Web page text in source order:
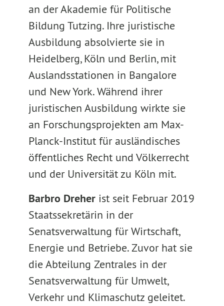
an der Akademie für Politische
Bildung Tutzing. Ihre juristische
Ausbildung absolvierte sie in
Heidelberg, Köln und Berlin, mit
Auslandsstationen in Bangalore
und New York. Während ihrer
juristischen Ausbildung wirkte sie
an Forschungsprojekten am Max-
Planck-Institut für ausländisches
öffentliches Recht und Völkerrecht
und der Universität zu Köln mit.
Barbro Dreherist seit Februar 2019
Staatssekretärin in der
Senatsverwaltung für Wirtschaft,
Energie und Betriebe. Zuvor hat sie
die Abteilung Zentrales in der
Senatsverwaltung für Umwelt,
Verkehr und Klimaschutz geleitet.